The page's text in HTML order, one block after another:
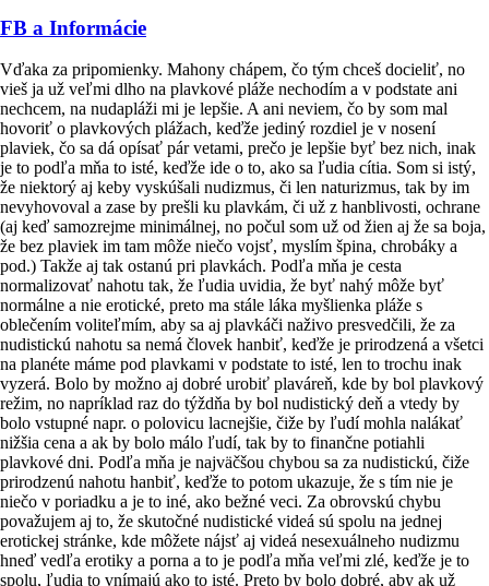
FB a Informácie
Vďaka za pripomienky. Mahony chápem, čo tým chceš docieliť, no
vieš ja už veľmi dlho na plavkové pláže nechodím a v podstate ani
nechcem, na nudapláži mi je lepšie. A ani neviem, čo by som mal
hovoriť o plavkových plážach, keďže jediný rozdiel je v nosení
plaviek, čo sa dá opísať pár vetami, prečo je lepšie byť bez nich, inak
je to podľa mňa to isté, keďže ide o to, ako sa ľudia cítia. Som si istý,
že niektorý aj keby vyskúšali nudizmus, či len naturizmus, tak by im
nevyhovoval a zase by prešli ku plavkám, či už z hanblivosti, ochrane
(aj keď samozrejme minimálnej, no počul som už od žien aj že sa boja,
že bez plaviek im tam môže niečo vojsť, myslím špina, chrobáky a
pod.) Takže aj tak ostanú pri plavkách. Podľa mňa je cesta
normalizovať nahotu tak, že ľudia uvidia, že byť nahý môže byť
normálne a nie erotické, preto ma stále láka myšlienka pláže s
oblečením voliteľmím, aby sa aj plavkáči naživo presvedčili, že za
nudistickú nahotu sa nemá človek hanbiť, keďže je prirodzená a všetci
na planéte máme pod plavkami v podstate to isté, len to trochu inak
vyzerá. Bolo by možno aj dobré urobiť plaváreň, kde by bol plavkový
režim, no napríklad raz do týždňa by bol nudistický deň a vtedy by
bolo vstupné napr. o polovicu lacnejšie, čiže by ľudí mohla nalákať
nižšia cena a ak by bolo málo ľudí, tak by to finančne potiahli
plavkové dni. Podľa mňa je najväčšou chybou sa za nudistickú, čiže
prirodzenú nahotu hanbiť, keďže to potom ukazuje, že s tím nie je
niečo v poriadku a je to iné, ako bežné veci. Za obrovskú chybu
považujem aj to, že skutočné nudistické videá sú spolu na jednej
erotickej stránke, kde môžete nájsť aj videá nesexuálneho nudizmu
hneď vedľa erotiky a porna a to je podľa mňa veľmi zlé, keďže je to
spolu, ľudia to vnímajú ako to isté. Preto by bolo dobré, aby ak už